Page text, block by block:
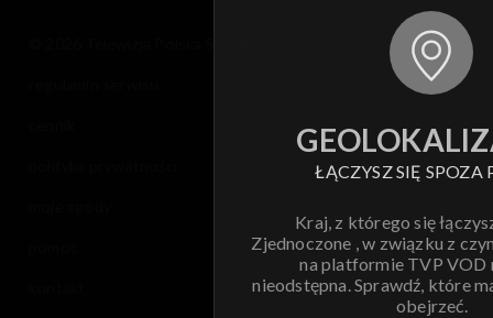
ŁĄCZYSZ SIĘ SPOZA
Kraj, z którego się
Zjednoczone , w związku z
na platformie TVP VOD
nieodstępna. Sprawdź, które
obejrzeć.